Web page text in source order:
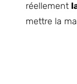
réellement
mettre la